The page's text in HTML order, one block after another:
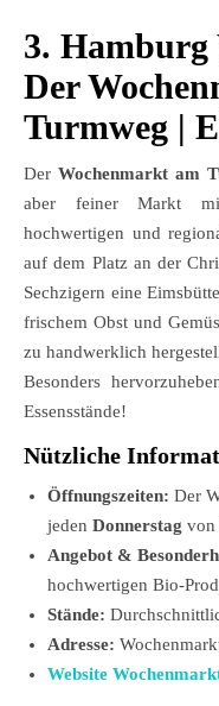
3. Hamburg
Der
Turmweg |
Der Wochenmarkt am
aber feiner Markt
hochwertigen und
auf dem Platz an der
Sechzigern eine
frischem Obst und
zu handwerklich
Besonders
Essensstände!
Nützliche
Öffnungszeiten: Der
jeden Donnerstag von
Angebot &
hochwertigen Bio-
Stände:
Adresse:
Website